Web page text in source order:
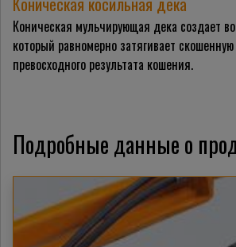
Коническая мульчирующая дека создает
который равномерно затягивает
превосходного результата кошения.
Подробные данные о